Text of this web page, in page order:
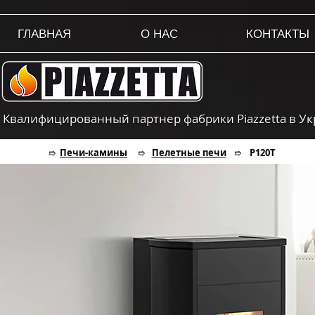
ГЛАВНАЯ О НАС КОНТАКТЫ
Квалифицированный партнер фабрики Piazzetta в
Печи-камины Пелетные печи Р120T
➱
➱ ➱